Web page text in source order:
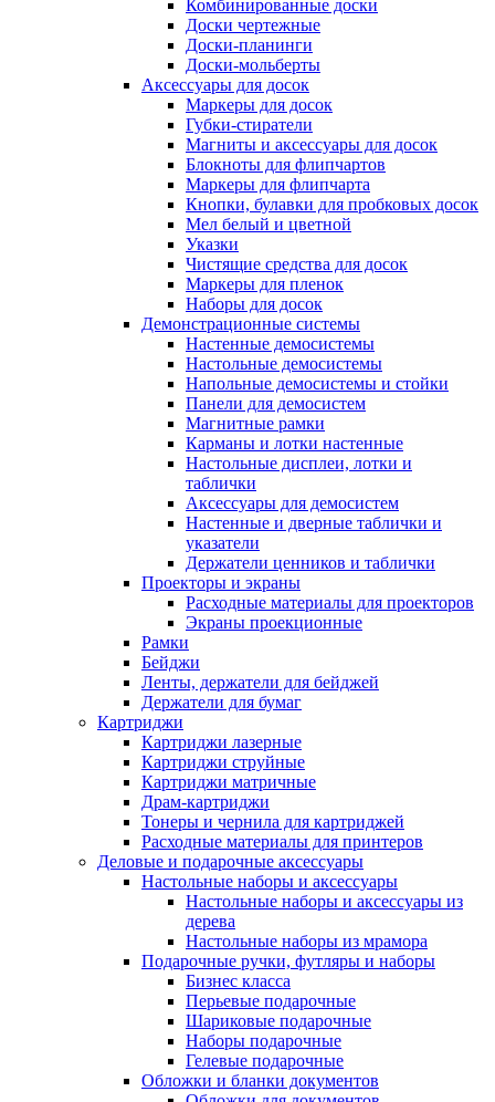
Комбинированные доски
Доски чертежные
Доски-планинги
Доски-мольберты
Аксессуары для досок
Маркеры для досок
Губки-стиратели
Магниты и аксессуары для досок
Блокноты для флипчартов
Маркеры для флипчарта
Кнопки, булавки для пробковых досок
Мел белый и цветной
Указки
Чистящие средства для досок
Маркеры для пленок
Наборы для досок
Демонстрационные системы
Настенные демосистемы
Настольные демосистемы
Напольные демосистемы и стойки
Панели для демосистем
Магнитные рамки
Карманы и лотки настенные
Настольные дисплеи, лотки и
таблички
Аксессуары для демосистем
Настенные и дверные таблички и
указатели
Держатели ценников и таблички
Проекторы и экраны
Расходные материалы для проекторов
Экраны проекционные
Рамки
Бейджи
Ленты, держатели для бейджей
Держатели для бумаг
Картриджи
Картриджи лазерные
Картриджи струйные
Картриджи матричные
Драм-картриджи
Тонеры и чернила для картриджей
Расходные материалы для принтеров
Деловые и подарочные аксессуары
Настольные наборы и аксессуары
Настольные наборы и аксессуары из
дерева
Настольные наборы из мрамора
Подарочные ручки, футляры и наборы
Бизнес класса
Перьевые подарочные
Шариковые подарочные
Наборы подарочные
Гелевые подарочные
Обложки и бланки документов